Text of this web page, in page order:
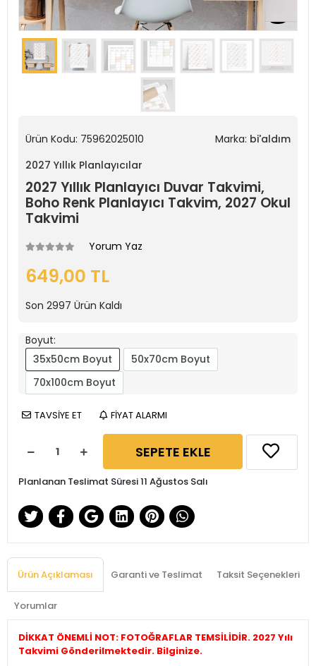
Ürün Kodu: 75962025010 Marka: bi'aldım
2027 Yıllık Planlayıcılar
2027 Yıllık Planlayıcı Duvar Takvimi,
Boho Renk Planlayıcı Takvim, 2027 Okul
Takvimi
Yorum Yaz
649,00 TL
Son 2997 Ürün Kaldı
Boyut:
35x50cm Boyut
50x70cm Boyut
70x100cm Boyut
TAVSİYE ET FİYAT ALARMI
SEPETE EKLE
Planlanan Teslimat Süresi 11 Ağustos Salı
Ürün Açıklaması Garanti ve Teslimat Taksit Seçenekleri
Yorumlar
DİKKAT ÖNEMLİ NOT: FOTOĞRAFLAR TEMSİLİDİR. 2027 Yılı
Takvimi Gönderilmektedir. Bilginize.